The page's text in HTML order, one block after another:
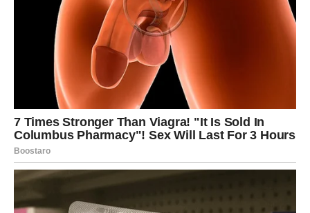
stanovnik iste kuće.
Sljedeći razlog bio je dugotrajni osjećaj emocionalne
napuštenosti. Supruga je postala distancirana, rijetko
pokazivala zanimanje za njegove uspjehe ili brige, i sve
više je djelovala kao da dijele krov, ali ne i život. Kritika i
podcjenjivanje postali su svakodnevni: umjesto podrške,
dobivao je primjedbe koje su ga vrijeđale ipolako topile
samopouzdanje
odlukama i osjećajima, nestajala je i bliskost koja je nekada
krasila njihov odnos.